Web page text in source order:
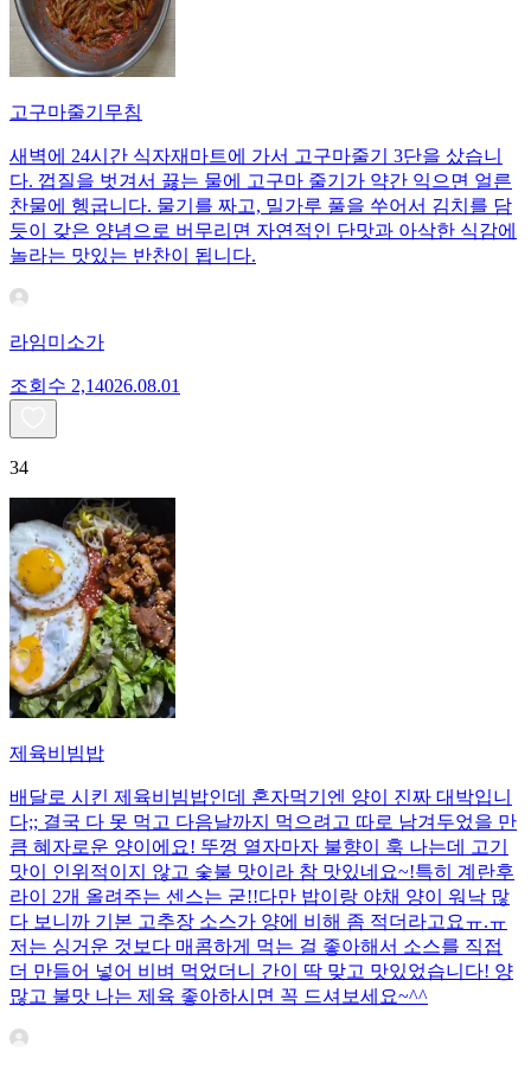
고구마줄기무침
새벽에 24시간 식자재마트에 가서 고구마줄기 3단을 샀습니
다. 껍질을 벗겨서 끓는 물에 고구마 줄기가 약간 익으면 얼른
찬물에 헹굽니다. 물기를 짜고, 밀가루 풀을 쑤어서 김치를 담
듯이 갖은 양념으로 버무리면 자연적인 단맛과 아삭한 식감에
놀라는 맛있는 반찬이 됩니다.
라임미소가
조회수 2,14026.08.01
34
제육비빔밥
배달로 시킨 제육비빔밥인데 혼자먹기엔 양이 진짜 대박입니
다;; 결국 다 못 먹고 다음날까지 먹으려고 따로 남겨두었을 만
큼 혜자로운 양이에요! 뚜껑 열자마자 불향이 훅 나는데 고기
맛이 인위적이지 않고 숯불 맛이라 참 맛있네요~!특히 계란후
라이 2개 올려주는 센스는 굳!! ​다만 밥이랑 야채 양이 워낙 많
다 보니까 기본 고추장 소스가 양에 비해 좀 적더라고요ㅠ.ㅠ
저는 싱거운 것보다 매콤하게 먹는 걸 좋아해서 소스를 직접
더 만들어 넣어 비벼 먹었더니 간이 딱 맞고 맛있었습니다! 양
많고 불맛 나는 제육 좋아하시면 꼭 드셔보세요~^^